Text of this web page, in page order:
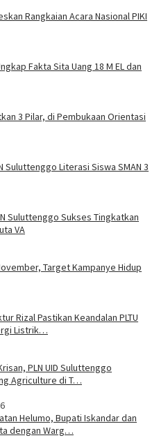
Rangkaian Acara Nasional PIKI
Fakta Sita Uang 18 M EL dan
3 Pilar, di Pembukaan Orientasi
Suluttenggo Literasi Siswa SMAN 3
Suluttenggo Sukses Tingkatkan
VA
Target Kampanye Hidup
Rizal Pastikan Keandalan PLTU
Listrik…
PLN UID Suluttenggo
Agriculture di T…
Helumo, Bupati Iskandar dan
dengan Warg…